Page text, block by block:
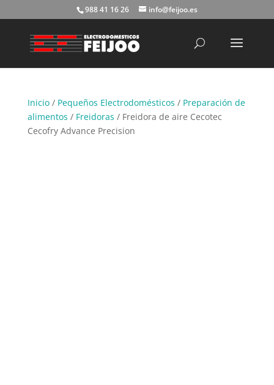
988 41 16 26 info@feijoo.es
Inicio/ Pequeños Electrodomésticos / Preparación de
alimentos / Freidoras / Freidora de aire Cecotec
Cecofry Advance Precision